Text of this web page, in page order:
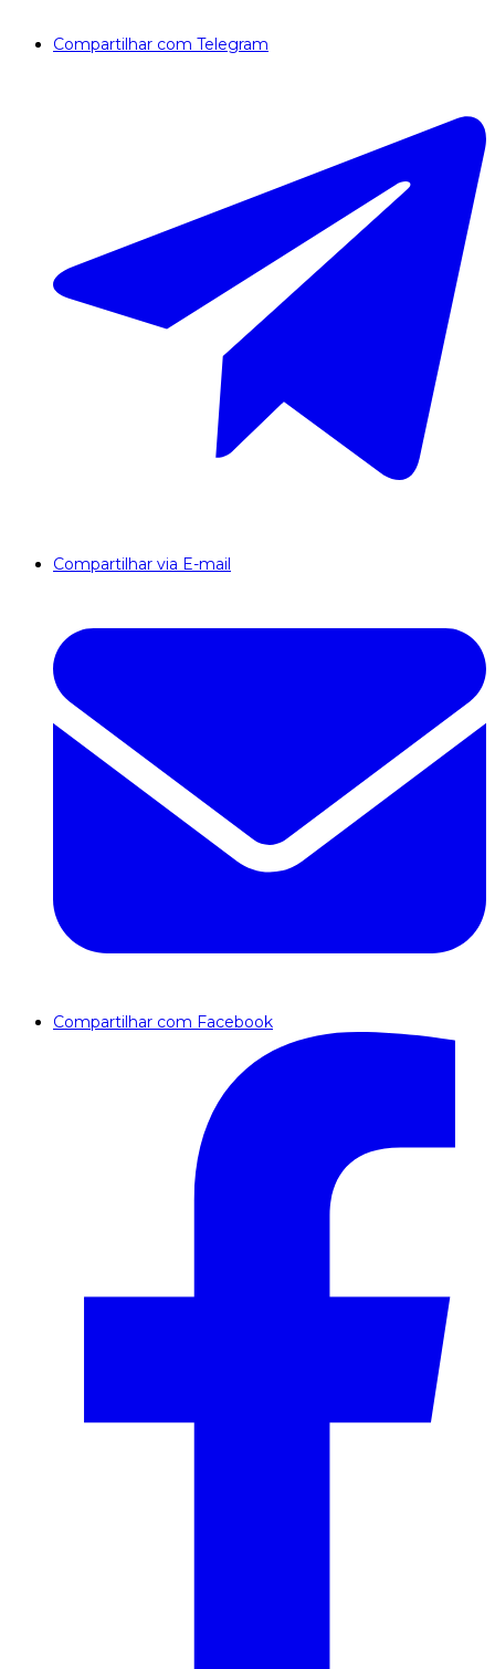
Compartilhar com Telegram
Compartilhar via E-mail
Compartilhar com Facebook